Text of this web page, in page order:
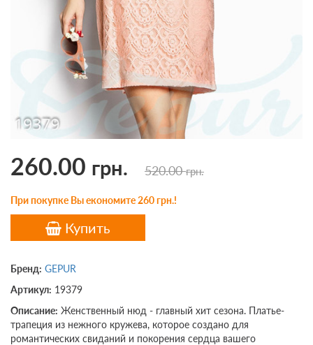
260.00 грн. 520.00грн.
При покупке Вы економите 260 грн.!
Купить
Бренд: GEPUR
Артикул: 19379
Описание: Женственный нюд - главный хит сезона. Платье-
трапеция из нежного кружева, которое создано для
романтических свиданий и покорения сердца вашего